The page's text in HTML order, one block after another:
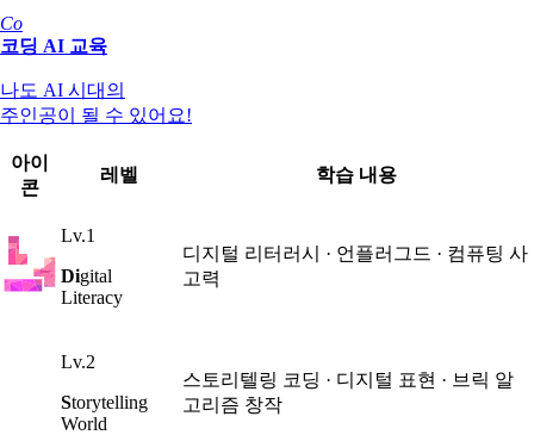
Co
코딩 AI 교육
나도 AI 시대의
주인공이
될 수 있어요!
아이
콘
레벨 학습 내용
Lv.1
Digital
Literacy
디지털 리터러시 · 언플러그드 · 컴퓨팅 사
고력
Lv.2
Storytelling
World
스토리텔링 코딩 · 디지털 표현 · 브릭 알
고리즘 창작